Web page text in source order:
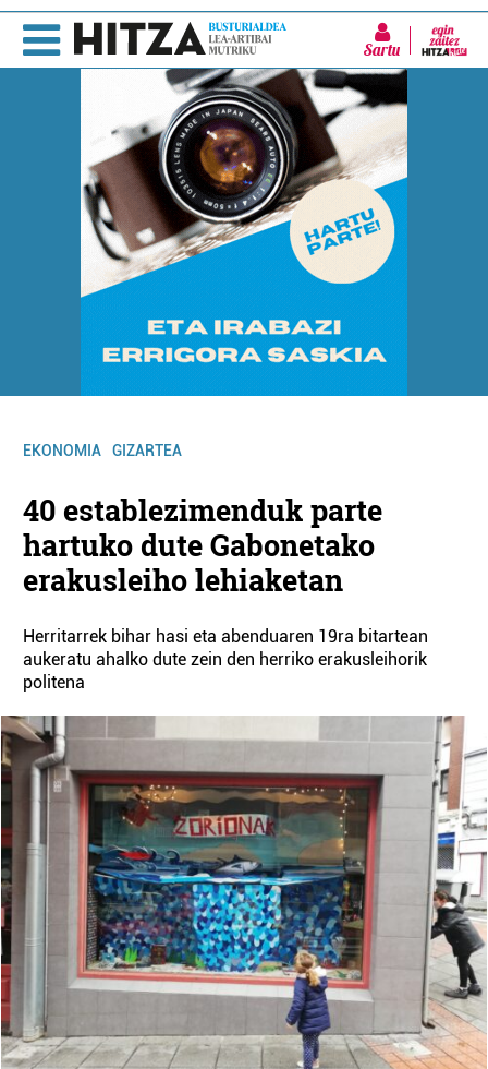
Sartu
EKONOMIA GIZARTEA
40 establezimenduk parte
hartuko dute Gabonetako
erakusleiho lehiaketan
Herritarrek bihar hasi eta abenduaren 19ra bitartean
aukeratu ahalko dute zein den herriko erakusleihorik
politena